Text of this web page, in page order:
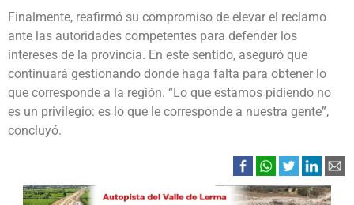
Finalmente, reafirmó su compromiso de elevar el reclamo
ante las autoridades competentes para defender los
intereses de la provincia. En este sentido, aseguró que
continuará gestionando donde haga falta para obtener lo
que corresponde a la región. “Lo que estamos pidiendo no
es un privilegio: es lo que le corresponde a nuestra gente”,
concluyó.